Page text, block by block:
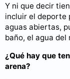
Y ni que decir
incluir el deporte
aguas abiertas,
baño, el agua
¿Qué hay que
arena?